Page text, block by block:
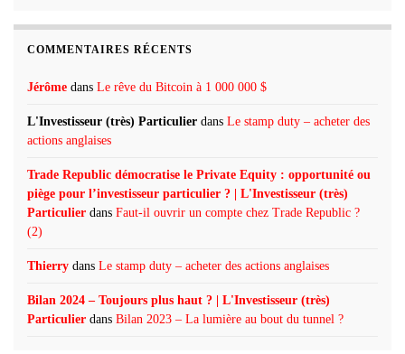
COMMENTAIRES RÉCENTS
Jérôme dans Le rêve du Bitcoin à 1 000 000 $
L'Investisseur (très) Particulier dans Le stamp duty – acheter des
actions anglaises
Trade Republic démocratise le Private Equity : opportunité ou
piège pour l’investisseur particulier ? | L'Investisseur (très)
Particulier dans Faut-il ouvrir un compte chez Trade Republic ?
(2)
Thierry dans Le stamp duty – acheter des actions anglaises
Bilan 2024 – Toujours plus haut ? | L'Investisseur (très)
Particulier dans Bilan 2023 – La lumière au bout du tunnel ?